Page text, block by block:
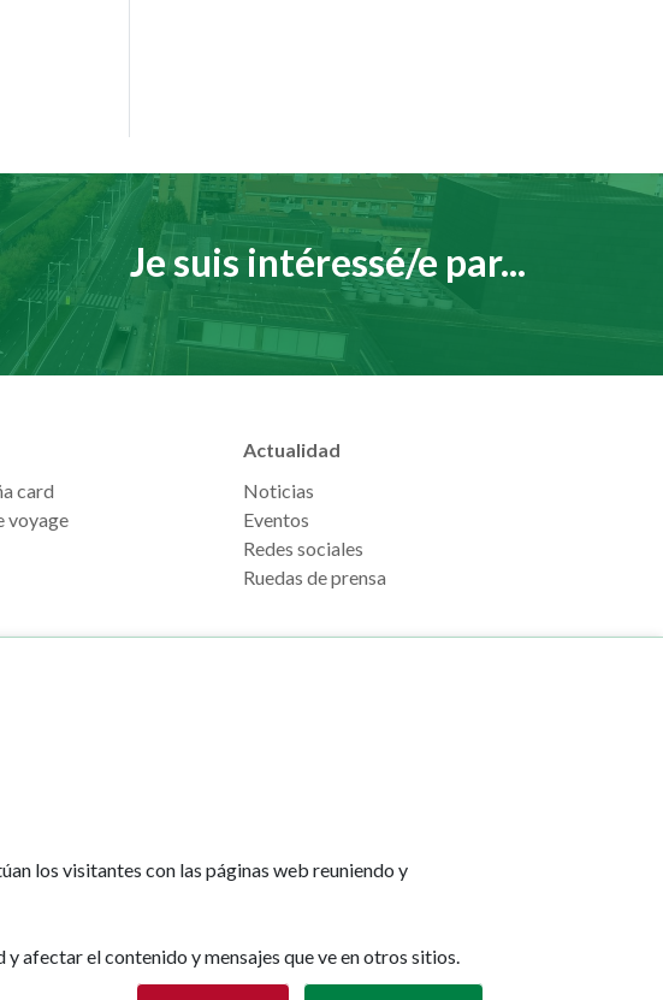
Je suis intéressé/e par...
card
voyage
Actualidad
Noticias
Eventos
Redes sociales
Ruedas de prensa
- Pamplona
Política de privacidad
los visitantes con las páginas web reuniendo y
afectar el contenido y mensajes que ve en otros sitios.
Retirar consentimiento